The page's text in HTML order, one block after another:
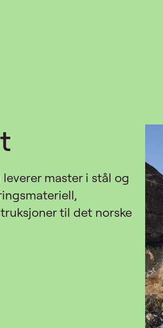
master i stål og
til det norske